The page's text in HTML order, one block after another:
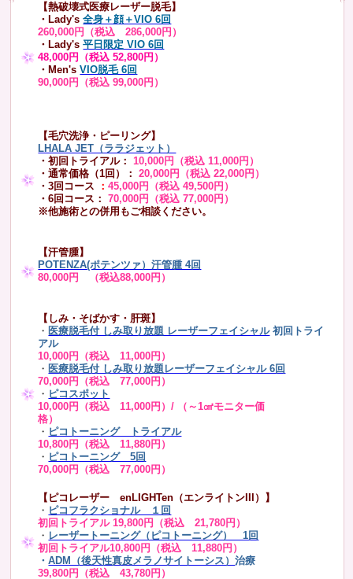
【熱破壊式医療レーザー脱毛】
・Lady's 全身＋顔＋VIO 6回
260,000円（税込 286,000円）
・Lady's平日限定 VIO 6回
48,000円（税込 52,800円）
・Men's VIO脱毛 6回
90,000円（税込 99,000円）
【毛穴洗浄・ピーリング】
LHALA JET（ララジェット）
・初回トライアル：10,000円（税込 11,000円）
・通常価格（1回）：
20,000円（税込 22,000円）
・3回コース ：45,000円（税込 49,500円）
・6回コース：
70,000円（税込 77,000円）
※他施術との併用もご相談ください。
【汗管腫】
POTENZA(ポテンツァ）汗管腫 4回
80,000円 （税込88,000円）
【しみ・そばかす・肝斑】
・ 医療脱毛付 しみ取り放題 レーザーフェイシャル 初回トライ
アル
10,000円（税込 11,000円）
・ 医療脱毛付 しみ取り放題レーザーフェイシャル 6回
70,000円（税込 77,000円）
・ ピコスポット
10,000円（税込 11,000円）/ （～1㎠モニター価
格）
・ ピコトーニング トライアル
10,800円（税込 11,880円）
・ ピコトーニング 5回
70,000円（税込 77,000円）
【ピコレーザー enLIGHTen（エンライトンIII）】
・ ピコフラクショナル １回
初回トライアル 19,800円（税込 21,780円）
・ レーザートーニング（ピコトーニング） 1回
初回トライアル10,800円（税込 11,880円）
・ADM（後天性真皮メラノサイトーシス）治療
39,800円（税込 43,780円）